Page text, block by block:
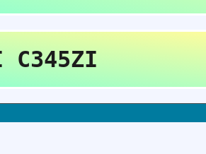
C345ZI